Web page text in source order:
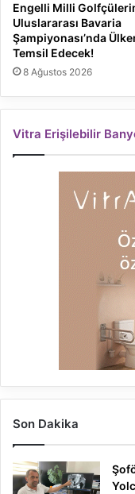
Engelli Milli
Uluslararası Bavaria
Şampiyonası’nda
Temsil Edecek!
8 Ağustos 2026
Vitra Erişilebilir
Son Dakika